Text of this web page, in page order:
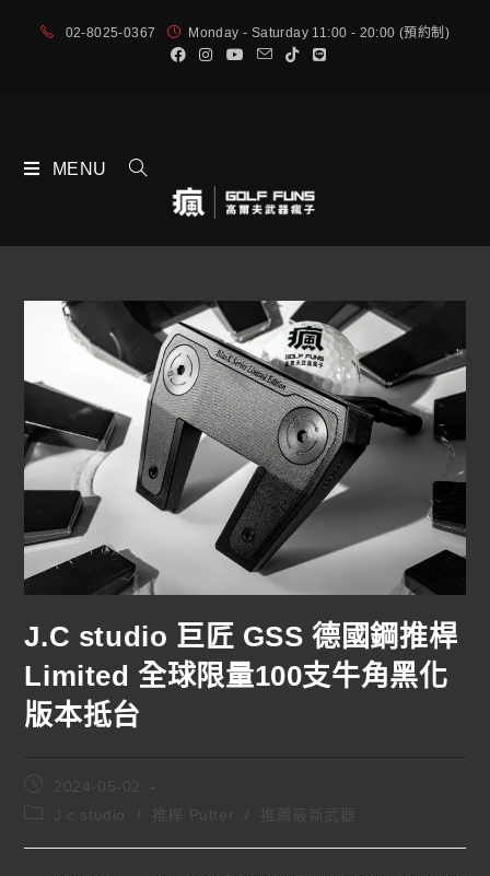
02-8025-0367 Monday - Saturday 11:00 - 20:00 (預約制)
MENU
J.C studio 巨匠 GSS 德國鋼推桿
Limited 全球限量100支牛角黑化
版本抵台
2024-05-02